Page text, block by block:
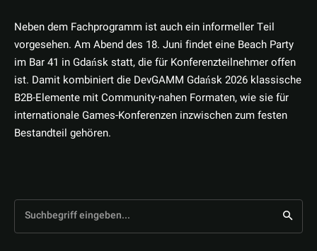
Neben dem Fachprogramm ist auch ein informeller Teil
vorgesehen. Am Abend des 18. Juni findet eine Beach Party
im Bar 41 in Gdańsk statt, die für Konferenzteilnehmer offen
ist. Damit kombiniert die DevGAMM Gdańsk 2026 klassische
B2B-Elemente mit Community-nahen Formaten, wie sie für
internationale Games-Konferenzen inzwischen zum festen
Bestandteil gehören.
Suchbegriff eingeben...